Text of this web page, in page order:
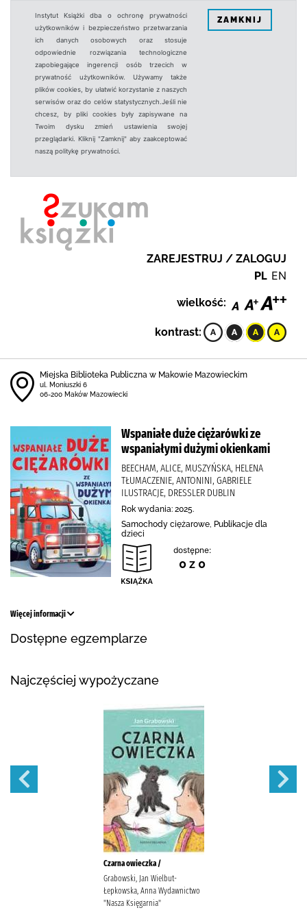
Instytut Książki dba o ochronę prywatności
użytkowników i bezpieczeństwo przetwarzania
ich danych osobowych oraz stosuje
odpowiednie rozwiązania technologiczne
zapobiegające ingerencji osób trzecich w
prywatność użytkowników. Używamy także
plików cookies, by ułatwić korzystanie z naszych
serwisów oraz do celów statystycznych.Jeśli nie
chcesz, by pliki cookies były zapisywane na
Twoim dysku zmień ustawienia swojej
przeglądarki. Kliknij "Zamknij" aby zaakceptować
naszą politykę prywatności.
ZAMKNIJ
ZAREJESTRUJ / ZALOGUJ
PL EN
wielkość:
kontrast:
Miejska Biblioteka Publiczna w Makowie Mazowieckim
ul. Moniuszki 6
06-200 Maków Mazowiecki
Wspaniałe duże ciężarówki ze
wspaniałymi dużymi okienkami
BEECHAM, ALICE, MUSZYŃSKA, HELENA
TŁUMACZENIE, ANTONINI, GABRIELE
ILUSTRACJE, DRESSLER DUBLIN
Rok wydania: 2025.
Samochody ciężarowe, Publikacje dla
dzieci
dostępne:
0 z 0
Więcej informacji
Dostępne egzemplarze
Najczęściej wypożyczane
Czarna owieczka /
Grabowski, Jan Wielbut-
Łepkowska, Anna Wydawnictwo
"Nasza Księgarnia"